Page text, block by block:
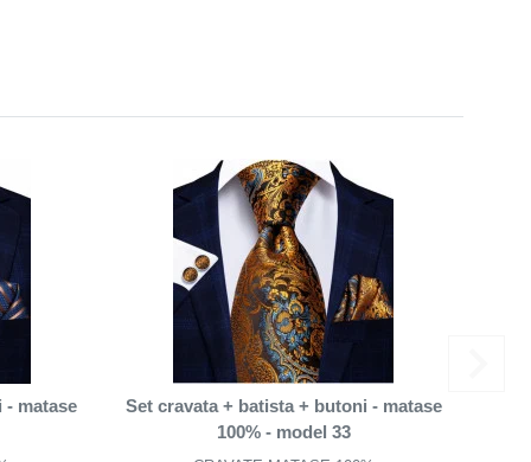
- matase
Set cravata + batista + butoni - matase
100% - model 33